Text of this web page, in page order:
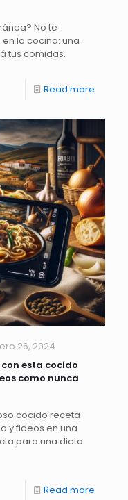
No te
la cocina: una
tus comidas.
Read more
26, 2024
esta cocido
como nunca
cocido receta
y fideos en una
para una dieta
Read more